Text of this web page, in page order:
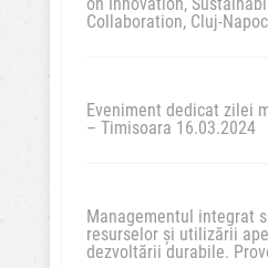
Collaboration, Cluj-
Eveniment dedicat zilei
– Timisoara 16.03.2024
Managementul integrat
resurselor și utilizării
dezvoltării durabile.